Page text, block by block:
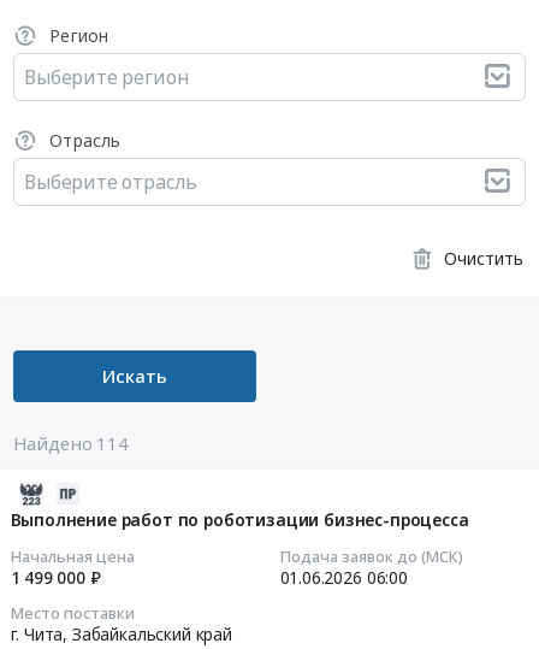
Регион
Выберите регион
Отрасль
Выберите отрасль
Очистить
Искать
Найдено 114
Выполнение работ по роботизации бизнес-процесса
Начальная цена
1 499 000 ₽
Подача заявок до (МСК)
01.06.2026 06:00
Место поставки
г. Чита, Забайкальский край